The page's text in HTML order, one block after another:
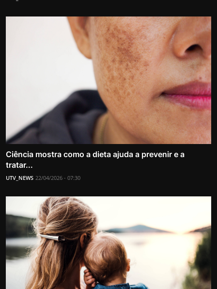
Ciência mostra como a dieta ajuda a prevenir e a
tratar...
UTV_NEWS 22/04/2026 - 07:30